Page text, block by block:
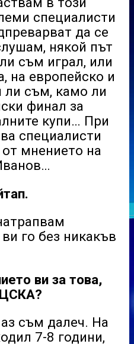
специалисти
да се
някой път
съм играл, или
на европейско и
ли съм, камо ли
финал за
купи… При
специалисти
от мнението на
го без никакъв
ви за това,
ЦСКА?
съм далеч. На
7-8 години,